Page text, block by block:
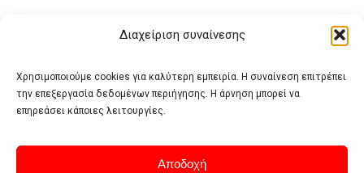
Διαχείριση συναίνεσης
Χρησιμοποιούμε cookies για καλύτερη εμπειρία. Η συναίνεση επιτρέπει
την επεξεργασία δεδομένων περιήγησης. Η άρνηση μπορεί να
επηρεάσει κάποιες λειτουργίες.
Αποδοχή
Πολυτέλεια δεν είναι το αντίθετο της ανέχειας, είναι το αντίθετο της